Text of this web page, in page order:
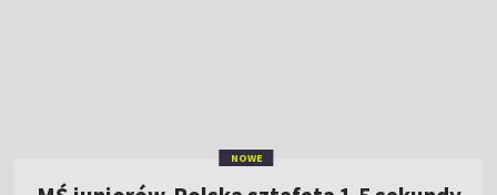
Trafili tam przypadkiem